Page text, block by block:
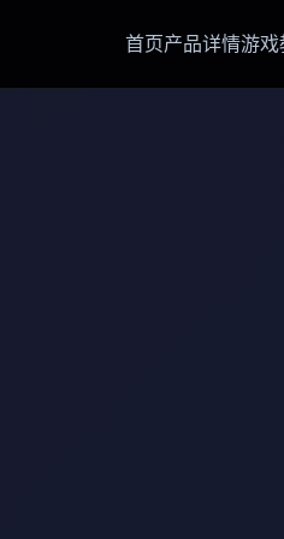
首页产品详情游戏